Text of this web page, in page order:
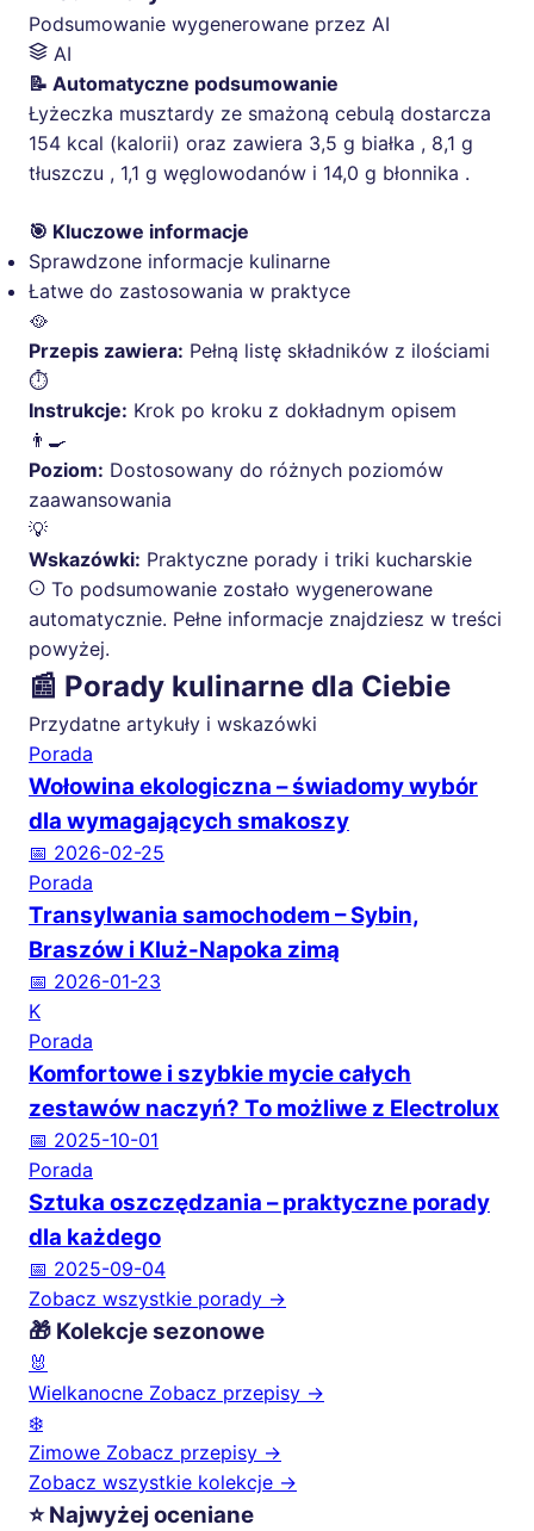
Podsumowanie wygenerowane przez AI
AI
📝 Automatyczne podsumowanie
Łyżeczka musztardy ze smażoną cebulą dostarcza
154 kcal (kalorii) oraz zawiera 3,5 g białka , 8,1 g
tłuszczu , 1,1 g węglowodanów i 14,0 g błonnika .
🎯 Kluczowe informacje
Sprawdzone informacje kulinarne
Łatwe do zastosowania w praktyce
🥘
Przepis zawiera: Pełną listę składników z ilościami
⏱️
Instrukcje: Krok po kroku z dokładnym opisem
👨‍🍳
Poziom: Dostosowany do różnych poziomów
zaawansowania
💡
Wskazówki: Praktyczne porady i triki kucharskie
To podsumowanie zostało wygenerowane
automatycznie. Pełne informacje znajdziesz w treści
powyżej.
📰 Porady kulinarne dla Ciebie
Przydatne artykuły i wskazówki
Porada
Wołowina ekologiczna – świadomy wybór
dla wymagających smakoszy
📅 2026-02-25
Porada
Transylwania samochodem – Sybin,
Braszów i Kluż-Napoka zimą
📅 2026-01-23
K
Porada
Komfortowe i szybkie mycie całych
zestawów naczyń? To możliwe z Electrolux
📅 2025-10-01
Porada
Sztuka oszczędzania – praktyczne porady
dla każdego
📅 2025-09-04
Zobacz wszystkie porady →
🎁 Kolekcje sezonowe
🐰
Wielkanocne Zobacz przepisy →
❄️
Zimowe Zobacz przepisy →
Zobacz wszystkie kolekcje →
⭐ Najwyżej oceniane